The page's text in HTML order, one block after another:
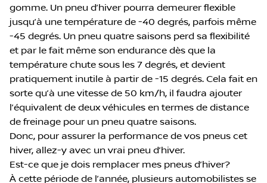
gomme. Un pneu d’hiver pourra demeurer flexible
jusqu’à une température de -40 degrés, parfois même
-45 degrés. Un pneu quatre saisons perd sa flexibilité
et par le fait même son endurance dès que la
température chute sous les 7 degrés, et devient
pratiquement inutile à partir de -15 degrés. Cela fait en
sorte qu’à une vitesse de 50 km/h, il faudra ajouter
l’équivalent de deux véhicules en termes de distance
de freinage pour un pneu quatre saisons.
Donc, pour assurer la performance de vos pneus cet
hiver, allez-y avec un vrai pneu d’hiver.
Est-ce que je dois remplacer mes pneus d’hiver?
À cette période de l’année, plusieurs automobilistes se